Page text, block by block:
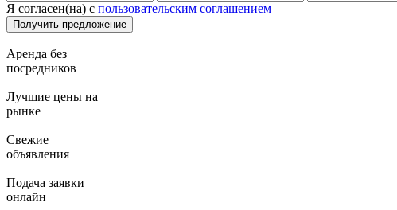
Я согласен(на) с пользовательским соглашением
Аренда без
посредников
Лучшие цены на
рынке
Свежие
объявления
Подача заявки
онлайн